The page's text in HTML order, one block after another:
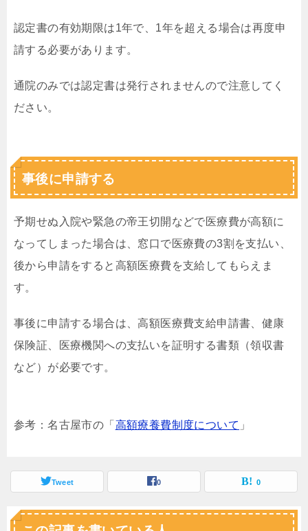
認定書の有効期限は1年で、1年を超える場合は再度申
請する必要があります。
通院のみでは認定書は発行されませんので注意してく
ださい。
事後に申請する
予期せぬ入院や緊急の帝王切開などで医療費が高額に
なってしまった場合は、窓口で医療費の3割を支払い、
後から申請をすると高額医療費を支給してもらえま
す。
事後に申請する場合は、高額医療費支給申請書、健康
保険証、医療機関への支払いを証明する書類（領収書
など）が必要です。
参考：名古屋市の「 高額療養費制度について 」
Tweet 0 0